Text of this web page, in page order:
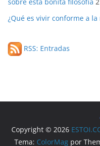
¿Qué es vivir conforme a la
RSS: Entradas
Copyright © 2026
Tema: ColorMagpor